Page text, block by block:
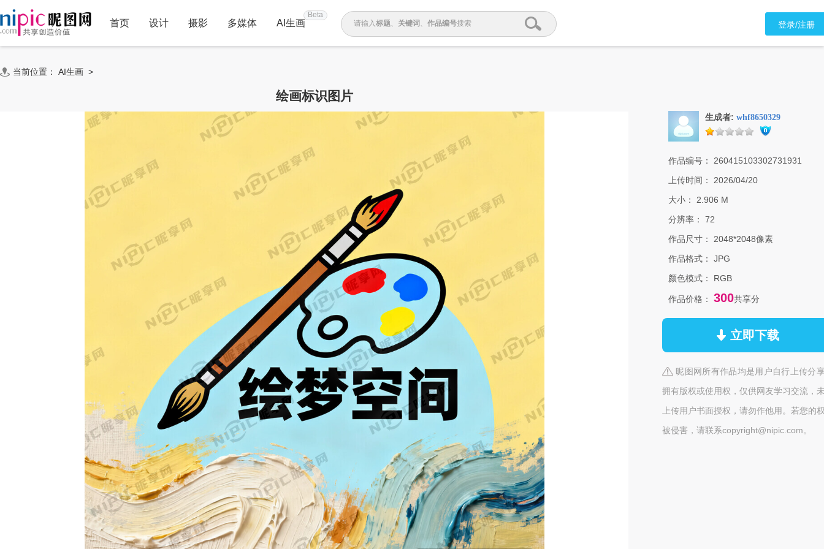
首页 设计 摄影 多媒体 AI生画
Beta
请输入标题、 关键词 、 作品编号搜索 登录/注册
当前位置： AI生画 >
绘画标识图片
生成者: whf8650329
作品编号：
260415103302731931
上传时间：
2026/04/20
大小：
2.906 M
分辨率：
72
作品尺寸：
2048*2048像素
作品格式：
JPG
颜色模式：
RGB
作品价格： 300共享分
立即下载
昵图网所有作品均是用户自行上传分
拥有版权或使用权，仅供网友学习交流，
上传用户书面授权，请勿作他用。若您的
被侵害，请联系copyright@nipic.com。